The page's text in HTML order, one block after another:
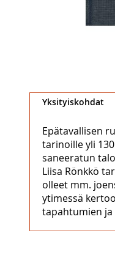
to
the
images
gallery
Yksityiskohdat
Epätavallisen
tarinoille yli
saneeratun
Liisa Rönkkö
olleet mm.
ytimessä
tapahtumien